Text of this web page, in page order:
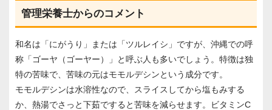
管理栄養士からのコメント
和名は「にがうり」または「ツルレイシ」ですが、沖縄での呼
称「ゴーヤ（ゴーヤー）」と呼ぶ人も多いでしょう。特徴は独
特の苦味で、苦味の元はモモルデシンという成分です。
モモルデシンは水溶性なので、スライスしてから塩もみする
か、熱湯でさっと下茹ですると苦味を減らせます。ビタミンC